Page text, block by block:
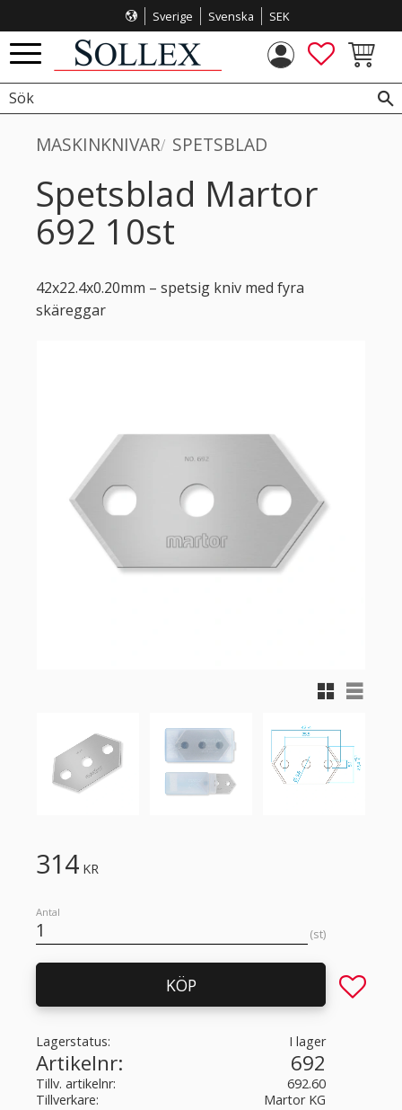
Meny
Sverige Svenska SEK
FAVORITER
MASKINKNIVAR SPETSBLAD
Spetsblad Martor
692 10st
42x22.4x0.20mm – spetsig kniv med fyra
skäreggar
Rutnätsvy
Listvy
314 KR
Antal
st
KÖP Lägg till
Lagerstatus I lager
Artikelnr 692
Tillv. artikelnr
692.60
Tillverkare
Martor KG